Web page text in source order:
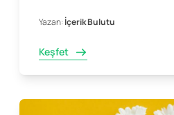
Yazan:İçerik Bulutu
Keşfet